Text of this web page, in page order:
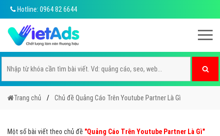
Hotline: 0964 82 6644
Trang chủ Chủ đề Quảng Cáo Trên Youtube Partner Là Gì
Một số bài viết theo chủ đề "Quảng Cáo Trên Youtube Partner Là Gì"